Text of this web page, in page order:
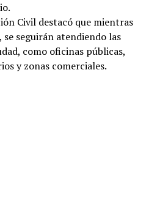
Civil destacó que mientras
seguirán atendiendo las
como oficinas públicas,
y zonas comerciales.